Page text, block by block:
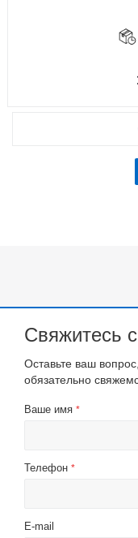
Свяжитесь
Оставьте ваш
обязательно
Ваше имя *
Телефон *
E-mail